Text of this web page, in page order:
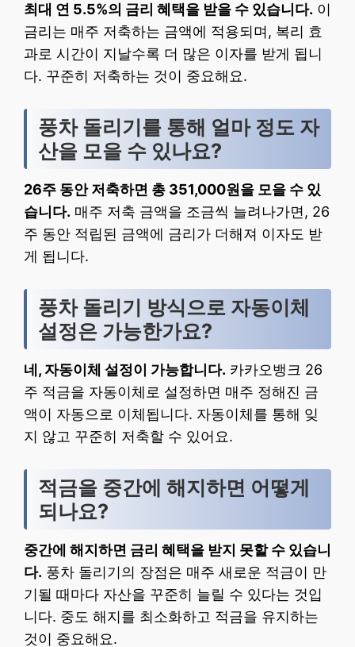
최대 연 5.5%의 금리 혜택을 받을 수 있습니다. 이
금리는 매주 저축하는 금액에 적용되며, 복리 효
과로 시간이 지날수록 더 많은 이자를 받게 됩니
다. 꾸준히 저축하는 것이 중요해요.
풍차 돌리기를 통해 얼마 정도 자
산을 모을 수 있나요?
26주 동안 저축하면 총 351,000원을 모을 수 있
습니다. 매주 저축 금액을 조금씩 늘려나가면, 26
주 동안 적립된 금액에 금리가 더해져 이자도 받
게 됩니다.
풍차 돌리기 방식으로 자동이체
설정은 가능한가요?
네, 자동이체 설정이 가능합니다. 카카오뱅크 26
주 적금을 자동이체로 설정하면 매주 정해진 금
액이 자동으로 이체됩니다. 자동이체를 통해 잊
지 않고 꾸준히 저축할 수 있어요.
적금을 중간에 해지하면 어떻게
되나요?
중간에 해지하면 금리 혜택을 받지 못할 수 있습니
다. 풍차 돌리기의 장점은 매주 새로운 적금이 만
기될 때마다 자산을 꾸준히 늘릴 수 있다는 것입
니다. 중도 해지를 최소화하고 적금을 유지하는
것이 중요해요.